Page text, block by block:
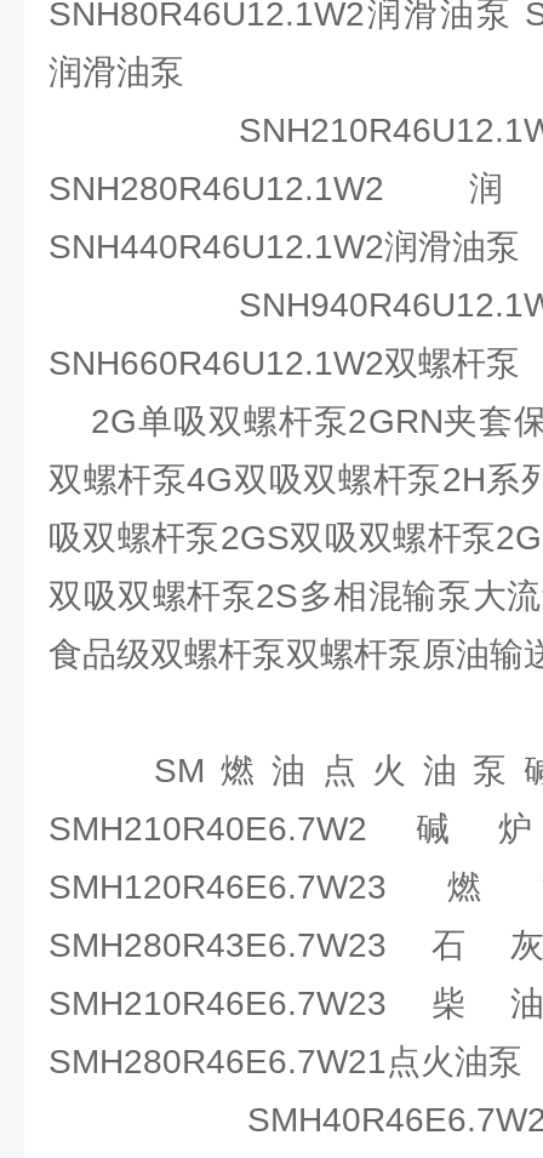
SNH80R46U12.1W2润滑油泵
润滑油泵
SNH440R46U12.1W2润滑油泵
SNH660R46U12.1W2双螺杆泵
2G单吸双螺杆泵2GRN夹套
双螺杆泵4G双吸双螺杆泵2H系
吸双螺杆泵2GS双吸双螺杆泵
双吸双螺杆泵2S多相混输泵大
食品级双螺杆泵双螺杆泵原油输
SM燃油点火油泵
SMH280R46E6.7W21点火油泵